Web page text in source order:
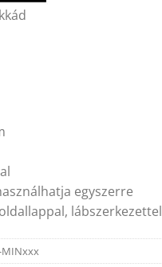
egyszerre
lábszerkezettel
MINxxx